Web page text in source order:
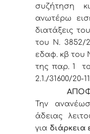
συζήτηση
ανωτέρω
διατάξεις
του Ν. 3852/
εδαφ. κβ του
της παρ. 1
2.1./31600/20-
Την
άδειας
για διάρκεια